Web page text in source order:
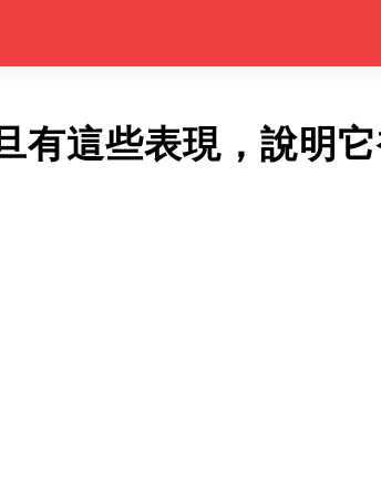
有這些表現，說明